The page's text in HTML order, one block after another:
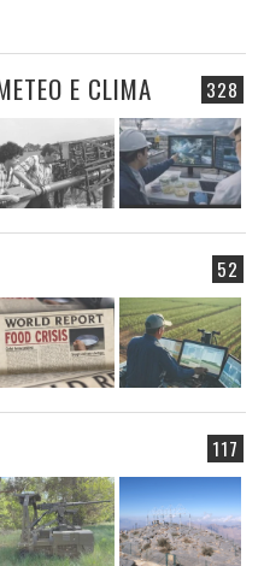
328
E CLIMA
52
117